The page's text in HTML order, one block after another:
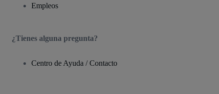
Empleos
¿Tienes alguna pregunta?
Centro de Ayuda / Contacto